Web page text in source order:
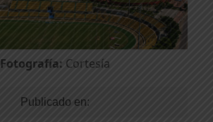
Fotografía: Cortesía
Publicado en: